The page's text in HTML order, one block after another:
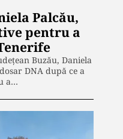
Palcău,
pentru a
Buzău, Daniela
DNA după ce a
a…